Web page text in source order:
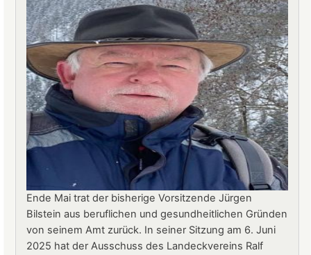
neuer
Betriebsleiter
Ende Mai trat der bisherige Vorsitzende Jürgen
Bilstein aus beruflichen und gesundheitlichen Gründen
von seinem Amt zurück. In seiner Sitzung am 6. Juni
2025 hat der Ausschuss des Landeckvereins Ralf